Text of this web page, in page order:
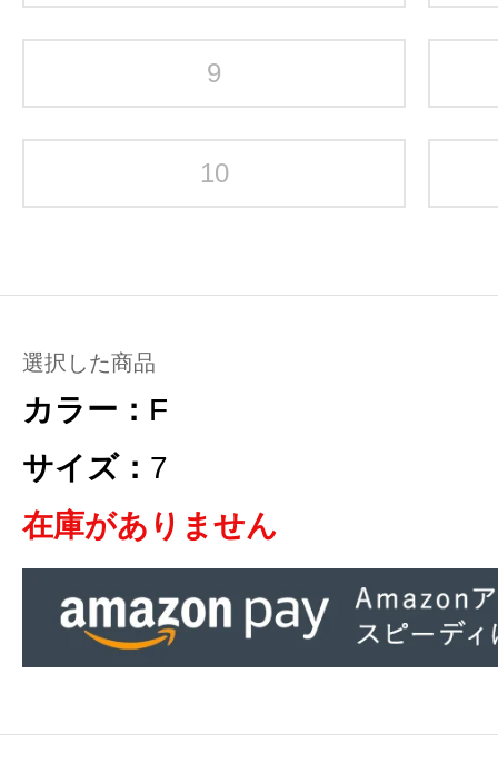
9
10
選択した商品
カラー： F
サイズ： 7
在庫がありません